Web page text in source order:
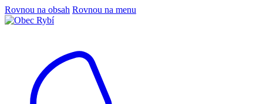
Rovnou na obsah Rovnou na menu